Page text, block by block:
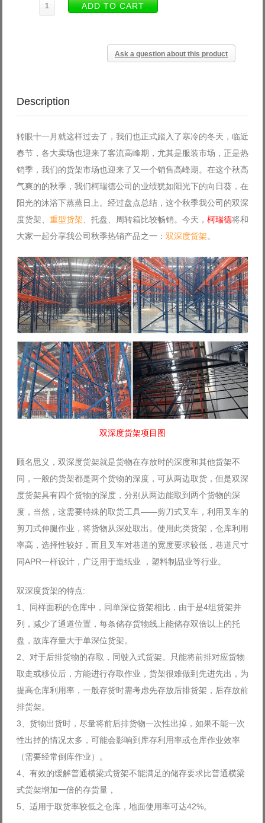
Ask a question about this product
Description
转眼十一月就这样过去了，我们也正式踏入了寒冷的冬天，临近
春节，各大卖场也迎来了客流高峰期，尤其是服装市场，正是热
销季，我们的货架市场也迎来了又一个销售高峰期。在这个秋高
气爽的的秋季，我们柯瑞德公司的业绩犹如阳光下的向日葵，在
阳光的沐浴下蒸蒸日上。经过盘点总结，这个秋季我公司的双深
度货架、 重型货架、托盘、周转箱比较畅销。今天， 柯瑞德将和
大家一起分享我公司秋季热销产品之一： 双深度货架。
双深度货架项目图
顾名思义，双深度货架就是货物在存放时的深度和其他货架不
同，一般的货架都是两个货物的深度，可从两边取货，但是双深
度货架具有四个货物的深度，分别从两边能取到两个货物的深
度，当然，这需要特殊的取货工具——剪刀式叉车，利用叉车的
剪刀式伸腿作业，将货物从深处取出。使用此类货架，仓库利用
率高，选择性较好，而且叉车对巷道的宽度要求较低，巷道尺寸
同APR一样设计，广泛用于造纸业 ，塑料制品业等行业。
双深度货架的特点:
1、同样面积的仓库中，同单深位货架相比，由于是4组货架并
列，减少了通道位置，每条储存货物线上能储存双倍以上的托
盘，故库存量大于单深位货架。
2、对于后排货物的存取，同驶入式货架。只能将前排对应货物
取走或移位后，方能进行存取作业，货架很难做到先进先出，为
提高仓库利用率，一般存货时需考虑先存放后排货架，后存放前
排货架。
3、货物出货时，尽量将前后排货物一次性出掉，如果不能一次
性出掉的情况太多，可能会影响到库存利用率或仓库作业效率
（需要经常倒库作业）。
4、有效的缓解普通横梁式货架不能满足的储存要求比普通横梁
式货架增加一倍的存货量，
5、适用于取货率较低之仓库，地面使用率可达42%。